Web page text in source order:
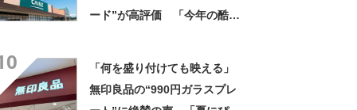
ード”が高評価 「今年の酷暑
「何を盛り付けても映える」
無印良品の“990円ガラスプレ